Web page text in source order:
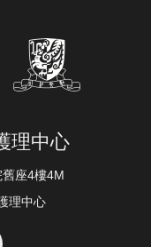
理中心
座4樓4M
理中心